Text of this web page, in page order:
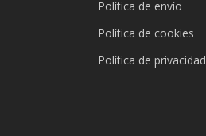
Política de envío
Política de cookies
Política de privacidad